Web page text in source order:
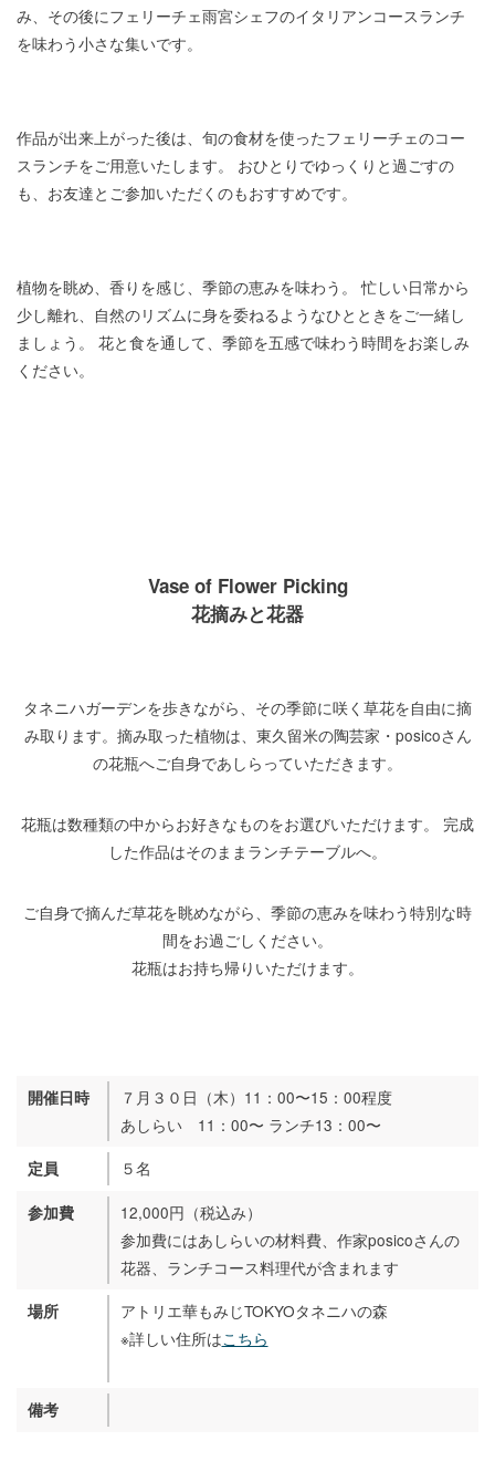
み、その後にフェリーチェ雨宮シェフのイタリアンコースランチ
を味わう小さな集いです。
作品が出来上がった後は、旬の食材を使ったフェリーチェのコー
スランチをご用意いたします。 おひとりでゆっくりと過ごすの
も、お友達とご参加いただくのもおすすめです。
植物を眺め、香りを感じ、季節の恵みを味わう。 忙しい日常から
少し離れ、自然のリズムに身を委ねるようなひとときをご一緒し
ましょう。 花と食を通して、季節を五感で味わう時間をお楽しみ
ください。
Vase of Flower Picking
花摘みと花器
タネニハガーデンを歩きながら、その季節に咲く草花を自由に摘
み取ります。摘み取った植物は、東久留米の陶芸家・posicoさん
の花瓶へご自身であしらっていただきます。
花瓶は数種類の中からお好きなものをお選びいただけます。 完成
した作品はそのままランチテーブルへ。
ご自身で摘んだ草花を眺めながら、季節の恵みを味わう特別な時
間をお過ごしください。
花瓶はお持ち帰りいただけます。
開催日時
７月３０日（木）11：00〜15：00程度
あしらい 11：00〜 ランチ13：00〜
定員 ５名
参加費
12,000円（税込み）
参加費にはあしらいの材料費、作家posicoさんの
花器、ランチコース料理代が含まれます
場所
アトリエ華もみじTOKYOタネニハの森
※詳しい住所はこちら
備考